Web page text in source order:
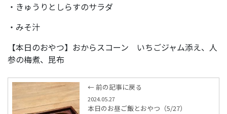
・きゅうりとしらすのサラダ
・みそ汁
【本日のおやつ】おからスコーン いちごジャム添え、人
参の梅煮、昆布
← 前の記事に戻る
2024.05.27
本日のお昼ご飯とおやつ（5/27）